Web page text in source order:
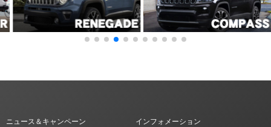
ニュース＆キャンペーン
インフォメーション